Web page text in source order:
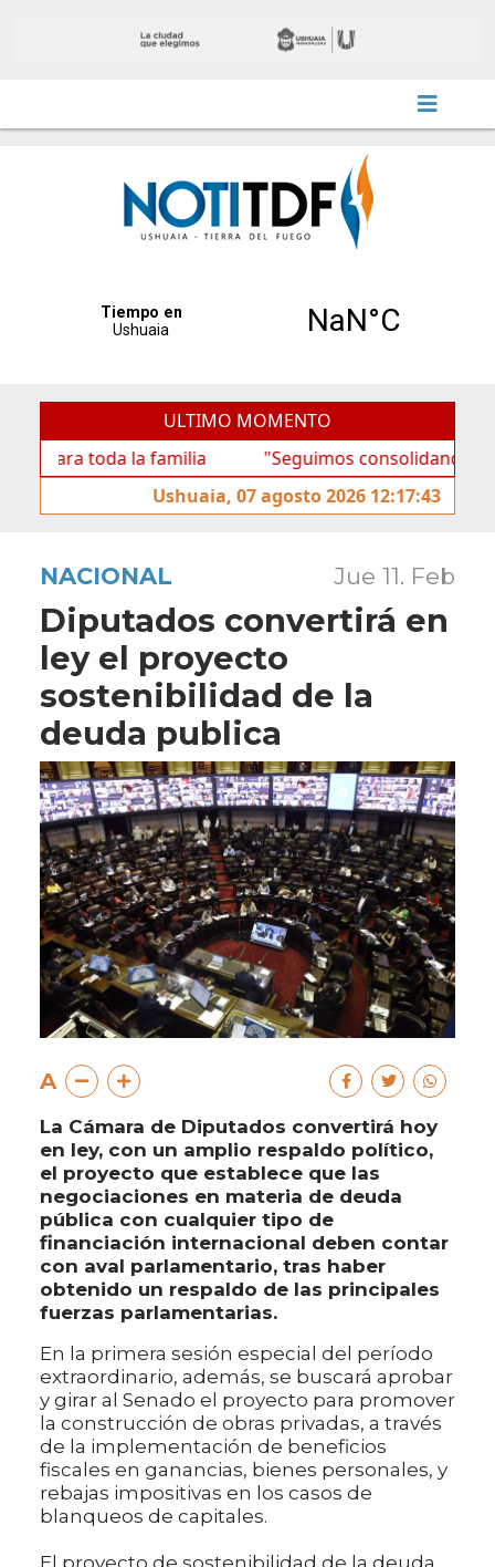
ULTIMO MOMENTO
toda la familia
"Seguimos consolidando al BTF
Ushuaia, 07 agosto 2026 12:17:43
NACIONAL Jue 11. Feb
Diputados convertirá en
ley el proyecto
sostenibilidad de la
deuda publica
A
La Cámara de Diputados convertirá hoy
en ley, con un amplio respaldo político,
el proyecto que establece que las
negociaciones en materia de deuda
pública con cualquier tipo de
financiación internacional deben contar
con aval parlamentario, tras haber
obtenido un respaldo de las principales
fuerzas parlamentarias.
En la primera sesión especial del período
extraordinario, además, se buscará aprobar
y girar al Senado el proyecto para promover
la construcción de obras privadas, a través
de la implementación de beneficios
fiscales en ganancias, bienes personales, y
rebajas impositivas en los casos de
blanqueos de capitales.